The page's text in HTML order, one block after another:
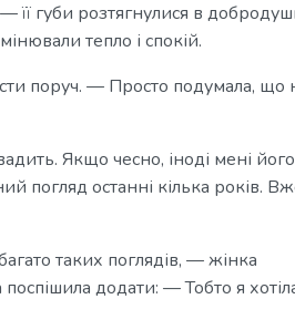
губи розтягнулися в
тепло і спокій.
поруч. — Просто подумала, що
Якщо чесно, іноді мені
погляд останні кілька років.
таких поглядів, — жінка
поспішила додати: — Тобто я